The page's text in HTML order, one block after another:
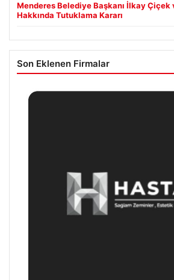
Menderes Belediye Başkanı İlkay Çiçek
Hakkında Tutuklama Kararı
Son Eklenen Firmalar